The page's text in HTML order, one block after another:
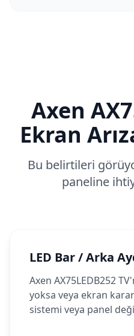
Axen
Ekran
Bu belirtileri
paneline
LED Bar / Arka
Axen AX75LEDB252
yoksa veya ekran
sistemi veya panel